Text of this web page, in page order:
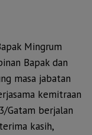
Mingrum
Bapak dan
masa jabatan
kemitraan
Gatam berjalan
kasih,